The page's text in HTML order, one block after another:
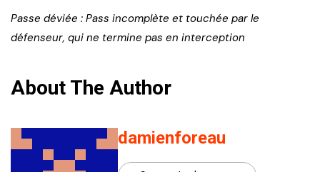
Passe déviée : Pass incomplète et touchée par le
défenseur, qui ne termine pas en interception
About The Author
damienforeau